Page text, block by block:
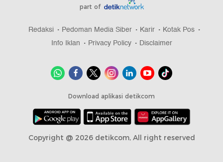
part of
Redaksi Pedoman Media Siber Karir
Kotak Pos
Info Iklan
Privacy Policy Disclaimer
Download aplikasi detikcom
Copyright @ 2026 detikcom, All right reserved